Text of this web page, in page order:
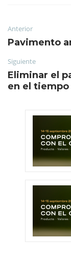
Anterior
Pavimento
Siguiente
Eliminar el
en el